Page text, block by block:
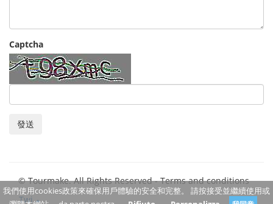
Captcha
發送
© Tourmake. All Rights Reserved -Terms and conditions
Twi
我們使用cookies政策來確保用戶體驗的安全和完整。 請按接受並繼續使用或